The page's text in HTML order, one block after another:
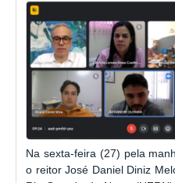
Na sexta-feira (27) pela
o reitor José Daniel Diniz